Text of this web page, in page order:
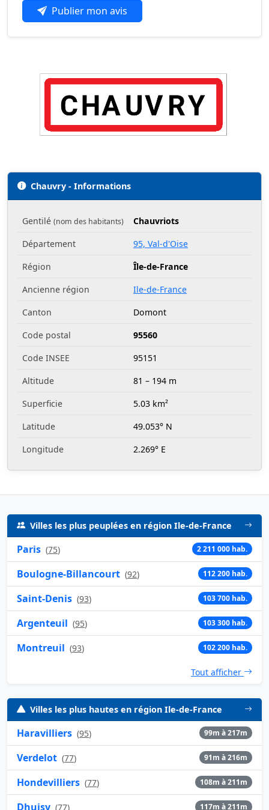
Publier mon avis
Chauvry - Informations
Gentilé (nom des habitants)
Chauvriots
Département
95, Val-d'Oise
Région
Île-de-France
Ancienne région
Ile-de-France
Canton
Domont
Code postal
95560
Code INSEE
95151
Altitude
81 – 194 m
Superficie
5.03 km²
Latitude
49.053° N
Longitude
2.269° E
Villes les plus peuplées en région Ile-de-France
Paris (75) 2 211 000 hab.
Boulogne-Billancourt (92) 112 200 hab.
Saint-Denis (93) 103 700 hab.
Argenteuil (95) 103 300 hab.
Montreuil (93) 102 200 hab.
Tout afficher
Villes les plus hautes en région Ile-de-France
Haravilliers (95) 99m à 217m
Verdelot (77) 91m à 216m
Hondevilliers (77) 108m à 211m
Dhuisy (77) 117m à 211m